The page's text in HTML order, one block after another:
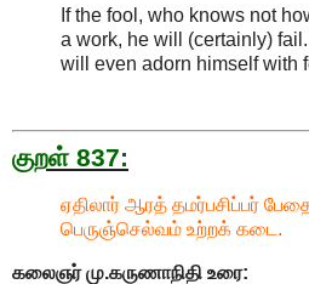
If the fool, who knows not
a work, he will (certainly)
will even adorn himself with
குறள் 837:
ஏதிலார் ஆரத் தமர்பசிப்பர்
பெருஞ்செல்வம் உற்றக் கடை.
கலைஞர் மு.கருணாநிதி உரை: